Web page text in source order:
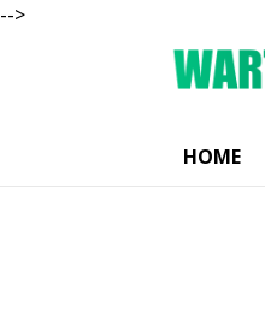
-->
HOME